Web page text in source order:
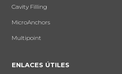
Cavity Filling
MicroAnchors
Multipoint
ENLACES ÚTILES